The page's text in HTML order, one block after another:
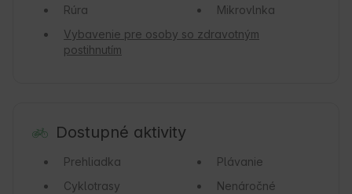
Rúra
Mikrovlnka
Vybavenie pre osoby so zdravotným
postihnutím
Dostupné aktivity
Prehliadka
Plávanie
Cyklotrasy
Nenáročné